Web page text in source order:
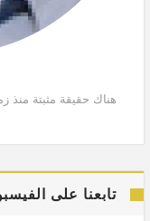
هناك حقيقة مثبتة
تابعنا على